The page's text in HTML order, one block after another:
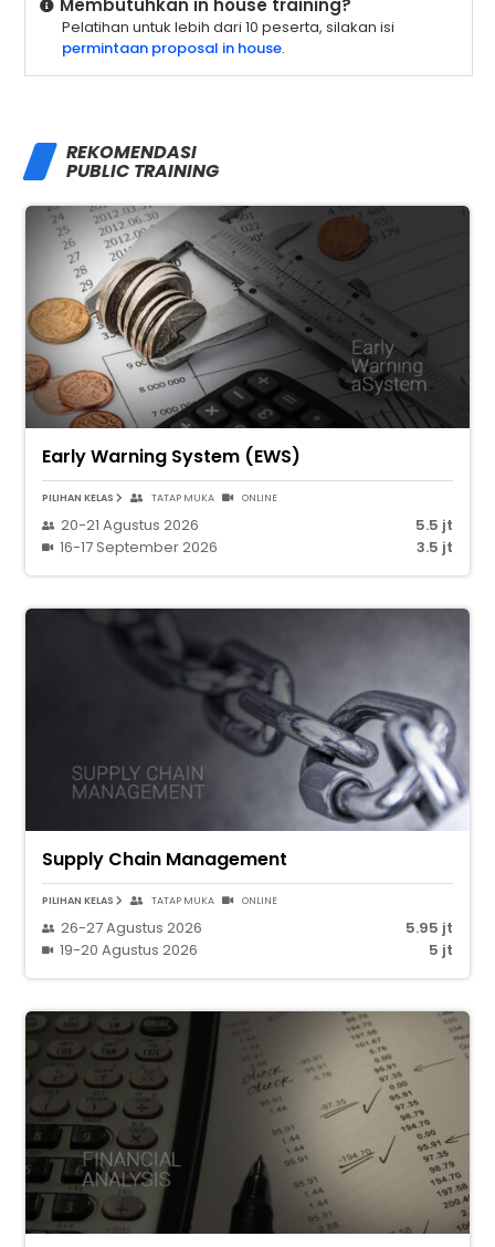
Pelatihan untuk lebih dari 10 peserta, silakan isi
permintaan proposal in house.
REKOMENDASI
PUBLIC TRAINING
Early Warning System (EWS)
PILIHAN KELAS TATAP MUKA ONLINE
20-21 Agustus 2026
5.5 jt
16-17 September 2026
3.5 jt
Supply Chain Management
PILIHAN KELAS TATAP MUKA ONLINE
26-27 Agustus 2026
5.95 jt
19-20 Agustus 2026
5 jt